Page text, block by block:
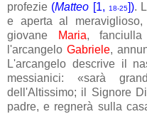
profezie (Matteo [1, 18-25]).
e aperta al
giovane
Maria,
l'arcangeloGabriele,
L'arcangelo descrive il
messianici: «sarà
dell'Altissimo; il Signore
padre, e regnerà sulla